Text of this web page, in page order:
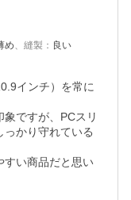
め、 縫製 ： 良い
インチ）を常に
ですが、PCスリ
かり守れている
すい商品だと思い